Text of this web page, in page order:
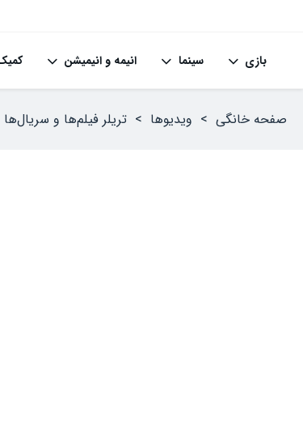
بازی سینما انیمه و انیمیشن
صفحه خانگی > ویدیوها > تریلر فیلم‌ها و سریال‌ها